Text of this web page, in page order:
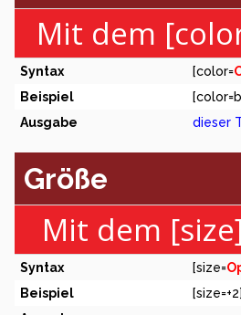
Mit dem
Syntax [color=
Beispiel
Ausgabe
dieser
Größe
Mit dem
Syntax [size=
Beispiel